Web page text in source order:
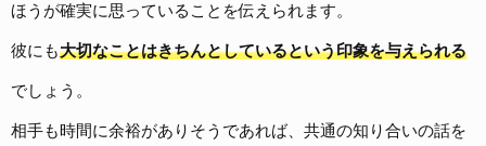
ほうが確実に思っていることを伝えられます。
彼にも大切なことはきちんとしているという印象を与えられる
でしょう。
相手も時間に余裕がありそうであれば、共通の知り合いの話を